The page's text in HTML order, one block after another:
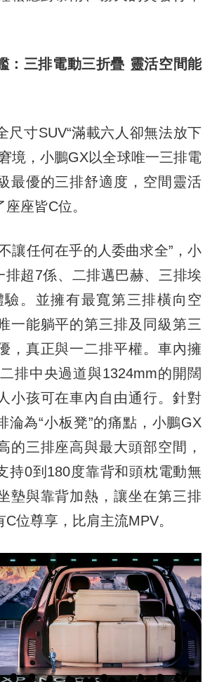
三排電動三折疊 靈活空間能
寸SUV“滿載六人卻無法放下
境，小鵬GX以全球唯一三排電
最優的三排舒適度，空間靈活
座皆C位。
任何在乎的人委曲求全”，小
排超7係、二排邁巴赫、三排埃
驗。並擁有最寬第三排橫向空
一能躺平的第三排及同級第三
，真正與一二排平權。車內擁
排中央過道與1324mm的開闊
小孩可在車內自由通行。針對
淪為“小板凳”的痛點，小鵬GX
的三排座高與最大頭部空間，
持0到180度靠背和頭枕電動無
墊與靠背加熱，讓坐在第三排
位尊享，比肩主流MPV。